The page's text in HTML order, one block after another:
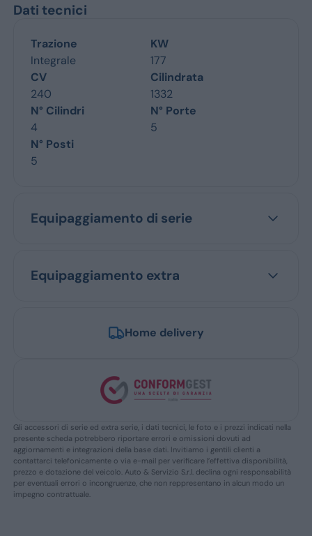
Dati tecnici
Trazione
Integrale
KW
177
CV
240
Cilindrata
1332
N° Cilindri
4
N° Porte
5
N° Posti
5
Equipaggiamento di serie
Equipaggiamento extra
Home delivery
Gli accessori di serie ed extra serie, i dati tecnici, le foto e i prezzi indicati nella
presente scheda potrebbero riportare errori e omissioni dovuti ad
aggiornamenti e integrazioni della base dati. Invitiamo i gentili clienti a
contattarci telefonicamente o via e-mail per verificare l’effettiva disponibilità,
prezzo e dotazione del veicolo. Auto & Servizio S.r.l. declina ogni responsabilità
per eventuali errori o incongruenze, che non reppresentano in alcun modo un
impegno contrattuale.